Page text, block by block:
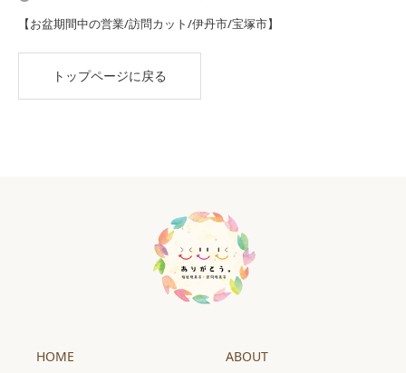
【お盆期間中の営業/訪問カット/伊丹市/宝塚市】
トップページに戻る
HOME ABOUT